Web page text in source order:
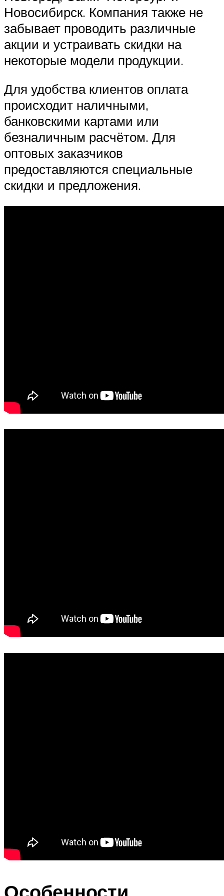
Новосибирск. Компания также не
забывает проводить различные
акции и устраивать скидки на
некоторые модели продукции.
Для удобства клиентов оплата
происходит наличными,
банковскими картами или
безналичным расчётом. Для
оптовых заказчиков
предоставляются специальные
скидки и предложения.